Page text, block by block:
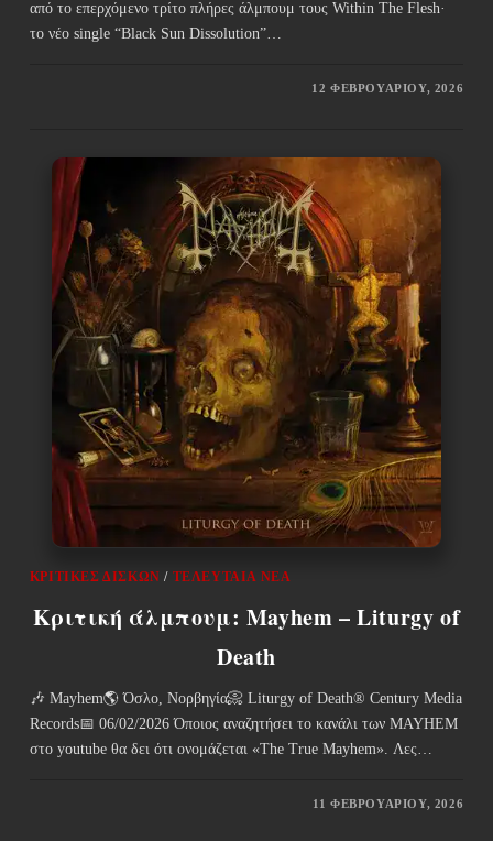
από το επερχόμενο τρίτο πλήρες άλμπουμ τους Within The Flesh·
το νέο single “Black Sun Dissolution”…
12 ΦΕΒΡΟΥΑΡΊΟΥ, 2026
ΚΡΙΤΙΚΈΣ ΔΊΣΚΩΝ / ΤΕΛΕΥΤΑΊΑ ΝΈΑ
Κριτική άλμπουμ: Mayhem – Liturgy of
Death
🎶 Mayhem🌎 Όσλο, Νορβηγία📀 Liturgy of Death® Century Media
Records📅 06/02/2026 Όποιος αναζητήσει το κανάλι των MAYHEM
στο youtube θα δει ότι ονομάζεται «The True Mayhem». Λες…
11 ΦΕΒΡΟΥΑΡΊΟΥ, 2026